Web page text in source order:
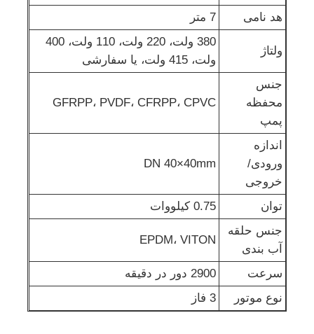
پمپ خود پرایمینگ
پمپ مغناطیسی
پمپ عمودی استیل ضد زنگ
پمپ سانتریفیوژ شیمیایی
پمپ شیمیایی فلوئور
فیلتر مایع شیمیایی
هد نامی
7 متر
ولتاژ
380 ولت، 220 ولت، 110 ولت، 400
ولت، 415 ولت، یا سفارشی
جنس
محفظه
پمپ
GFRPP، PVDF، CFRPP، CPVC
اندازه
ورودی/
خروجی
DN 40×40mm
توان
0.75 کیلووات
جنس حلقه
آب بندی
EPDM، VITON
سرعت
2900 دور در دقیقه
نوع موتور
3 فاز